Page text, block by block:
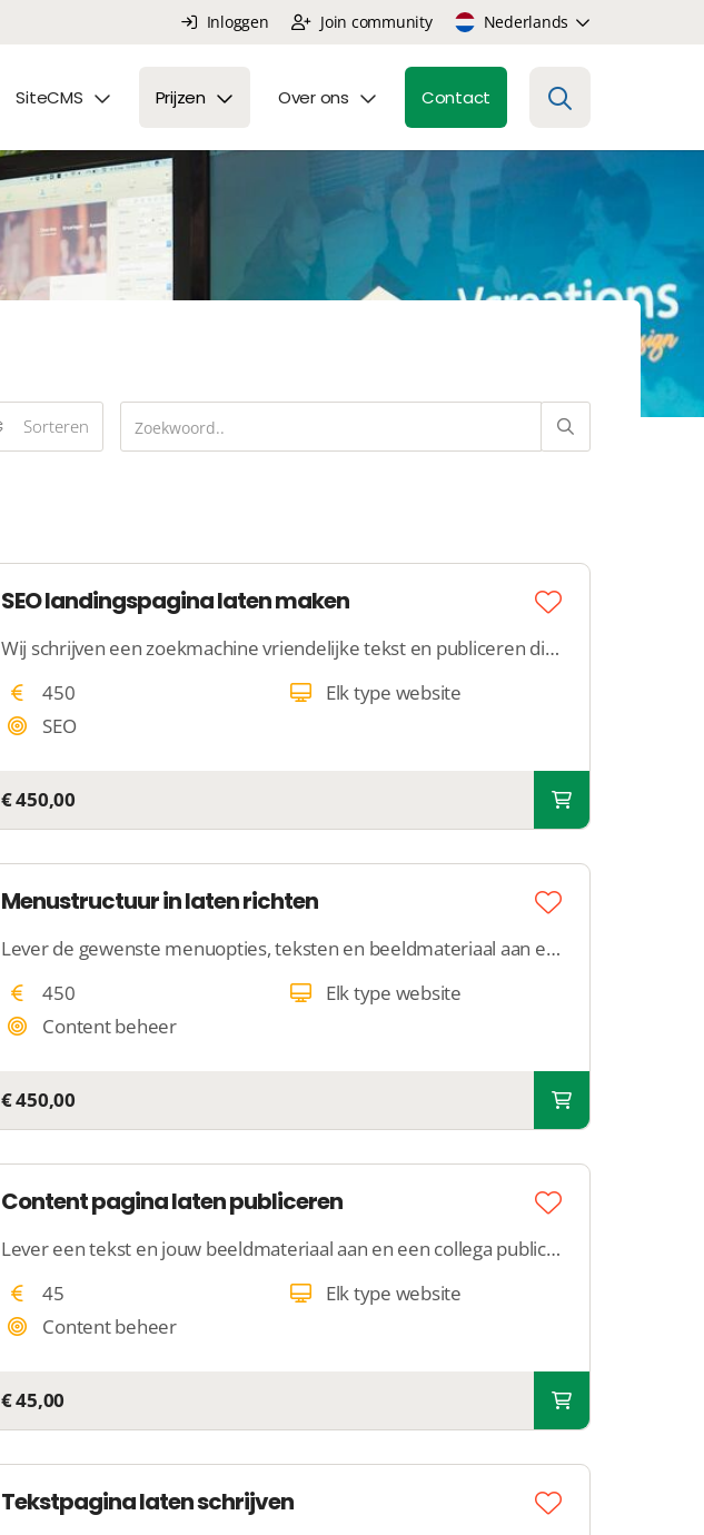
Sorteren
SEO landingspagina laten maken
Wij schrijven een zoekmachine vriendelijke tekst en publiceren die op jouw website. We zorgen ervoor dat Google de inhoud begrijpt.
450
Elk type website
SEO
€ 450,00
Menustructuur in laten richten
Lever de gewenste menuopties, teksten en beeldmateriaal aan en een collega maakt 5 a 10 pagina’s aan en koppelt die aan jouw hoofdmenu.
450
Elk type website
Content beheer
€ 450,00
Content pagina laten publiceren
Lever een tekst en jouw beeldmateriaal aan en een collega publiceert die content netjes op een nieuwe webpagina binnen jouw website.
45
Elk type website
Content beheer
€ 45,00
Tekstpagina laten schrijven
Inloggen Join community Nederlands
SiteCMS Prijzen Over ons Contact